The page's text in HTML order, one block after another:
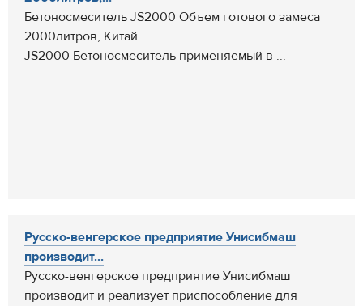
Бетоносмеситель JS2000 Объем готового замеса
2000литров, Китай
JS2000 Бетоносмеситель применяемый в ...
Русско-венгерское предприятие Унисибмаш
производит...
Русско-венгерское предприятие Унисибмаш
производит и реализует приспособление для